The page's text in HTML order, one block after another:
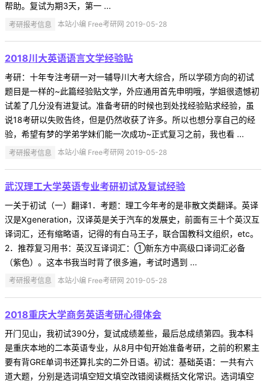
帮助。复试为期3天，第一 ...
考研报考信息 本站小编 Free考研网 2019-05-28
2018川大英语语言文学经验贴
考研：十年专注考研一对一辅导川大考大综合，所以学硕方向的初试
题目是一样的~此篇经验贴文学，外应通用首先申明哦，学姐很遗憾初
试差了几分没有进复试。准备考研的时候也到处找经验贴求经验，虽
说18考研以失败告终，但是仍然收获了许多。所以也想分享自己的经
验，希望有梦的学弟学妹们能一次成功~正式复习之前，我也看 ...
考研报考信息 本站小编 Free考研网 2019-05-28
武汉理工大学英语专业考研初试及复试经验
一关于初试（一）翻译1．考题：理工今年考的是非散文类翻译。英译
汉是Xgeneration，汉译英是关于汽车的发展史，前面有三十个英汉互
译词汇，还有缩略语，记得的有白马王子，联合国教科文组织，etc。
2．推荐复习用书：英汉互译词汇：①新东方中高级口译词汇必备
（紫色）。这本书我当时背了很多遍，考试时遇到 ...
考研报考信息 本站小编 Free考研网 2019-05-28
2018重庆大学商务英语考研心得体会
开门见山，我初试390分，复试成绩差些，最后总成绩第四。我本科
是重庆本地的二本英语专业，从8月中旬开始准备考研，之前的积累主
要有背GRE单词书还算扎实的二外日语。初试：基础英语：一共有六
道大题，分别是选词填空短文填空改错阅读概括文化常识。选词填空